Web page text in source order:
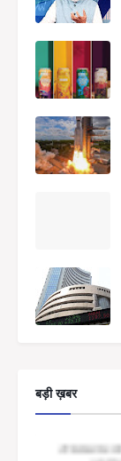
बड़ी ख़बर